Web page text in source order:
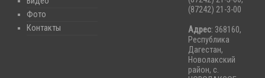
Фото
Контакты
(87242) 21-3-00
Адрес: 368160,
Республика
Дагестан,
Новолакский
район, с.